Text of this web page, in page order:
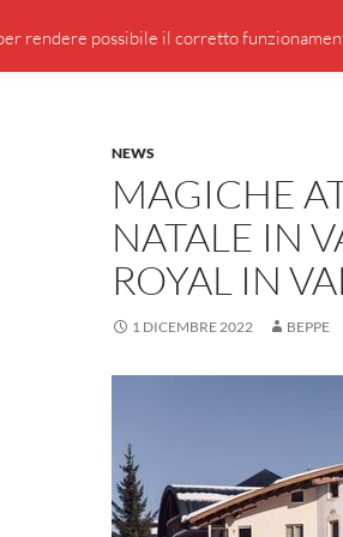
NEWS
MAGICHE
NATALE IN
ROYAL IN
1 DICEMBRE 2022 BEPPE
rendere possibile il corretto